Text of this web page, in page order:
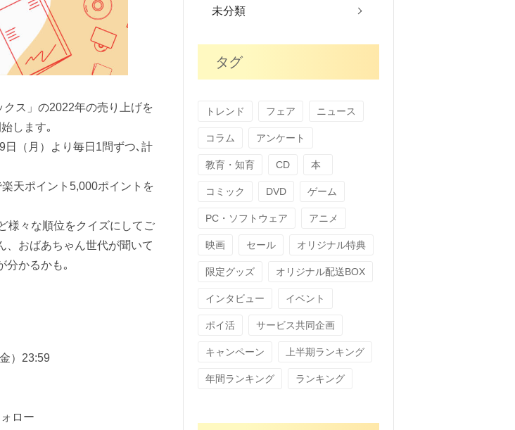
ス」の2022年の売り上げを
します｡
日（月）より毎日1問ずつ､計
天ポイント5,000ポイントを
様々な順位をクイズにしてご
おばあちゃん世代が聞いて
分かるかも｡
）23:59
ロー
未分類
タグ
トレンド フェア ニュース
コラム アンケート
教育・知育 CD 本
コミック DVD ゲーム
PC・ソフトウェア アニメ
映画 セール オリジナル特典
限定グッズ オリジナル配送BOX
インタビュー イベント
ポイ活 サービス共同企画
キャンペーン 上半期ランキング
年間ランキング ランキング